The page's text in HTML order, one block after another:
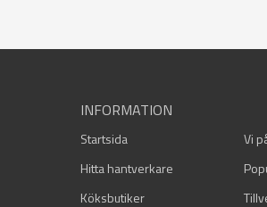
INFORMATION
Startsida Vi
Hitta hantverkare
Köksbutiker